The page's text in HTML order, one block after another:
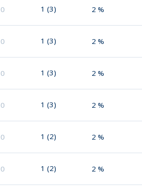
0 1 (3) 2 %
0 1 (3) 2 %
0 1 (3) 2 %
0 1 (3) 2 %
0 1 (2) 2 %
0 1 (2) 2 %